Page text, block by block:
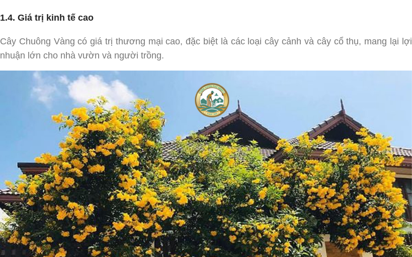
1.4. Giá trị kinh tế cao
Cây Chuông Vàng có giá trị thương mại cao, đặc biệt là các loại cây cảnh và cây cổ thụ, mang lại lợi
nhuận lớn cho nhà vườn và người trồng.